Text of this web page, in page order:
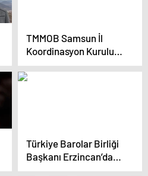
TMMOB Samsun İl
Koordinasyon Kurulu:
Çöpler Kompleks
Maden İşletmesi derhal
Türkiye Barolar Birliği
Başkanı Erzincan’daki
Maden Faciasını